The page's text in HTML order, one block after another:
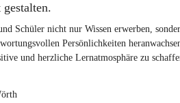
Schüler nicht nur Wissen erwerben,
Persönlichkeiten
und herzliche Lernatmosphäre zu